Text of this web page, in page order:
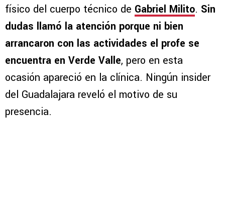
físico del cuerpo técnico de Gabriel Milito. Sin
dudas llamó la atención porque ni bien
arrancaron con las actividades el profe se
encuentra en Verde Valle, pero en esta
ocasión apareció en la clínica. Ningún insider
del Guadalajara reveló el motivo de su
presencia.